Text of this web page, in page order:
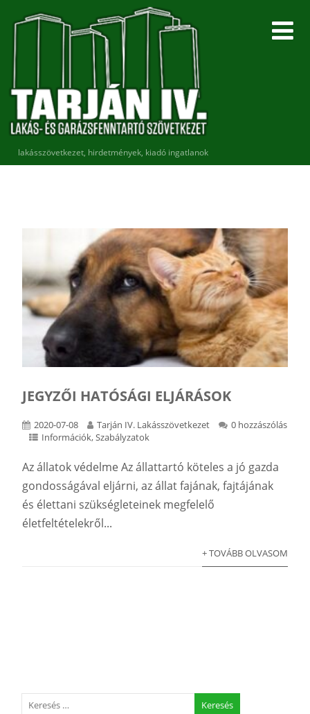
lakásszövetkezet, hirdetmények, kiadó ingatlanok
JEGYZŐI HATÓSÁGI ELJÁRÁSOK
2020-07-08 Tarján IV. Lakásszövetkezet
0 hozzászólás
Információk,Szabályzatok
Az állatok védelme Az állattartó köteles a jó gazda
gondosságával eljárni, az állat fajának, fajtájának
és élettani szükségleteinek megfelelő
életfeltételekről...
+ TOVÁBB OLVASOM